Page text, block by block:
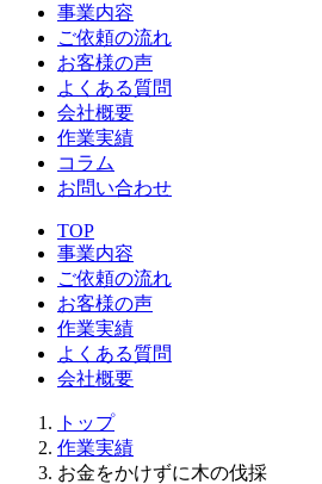
事業内容
ご依頼の流れ
お客様の声
よくある質問
会社概要
作業実績
コラム
お問い合わせ
TOP
事業内容
ご依頼の流れ
お客様の声
作業実績
よくある質問
会社概要
トップ
作業実績
お金をかけずに木の伐採